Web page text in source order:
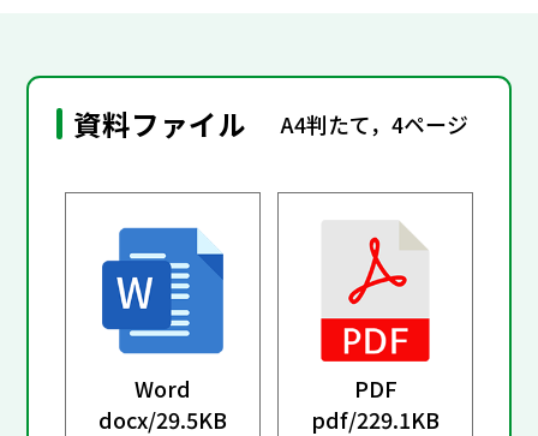
資料ファイル A4判たて，4ページ
Word
docx/29.5KB
PDF
pdf/229.1KB